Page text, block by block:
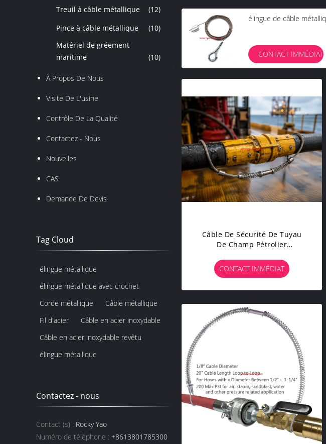
Treuil à câble métallique
(12)
Pince à câble métallique
(10)
Matériel de gréement
maritime
(10)
À Propos De Nous
Visite De L'usine
Contrôle De La Qualité
Contactez - Nous
Nouvelles
CAS
Demande De Devis
Tag Cloud
élingue métallique
élingue métallique avec crochet
Corde métallique
Câble métallique
Fil d'acier
Câble en acier inoxydable
Câble en acier inoxydable revêtu
élingue métallique
Contactez - nous
Contact (s) : Rocky Yao
Numéro de téléphone : +8613801785300
élingue de câble
CONTACT IMMÉDIAT
Câble De Sécurité De Tuyau
De Champ Pétrolier
Tuyau Haute Pression Et
Protection Contre Le Fouet Du
CONTACT IMMÉDIAT